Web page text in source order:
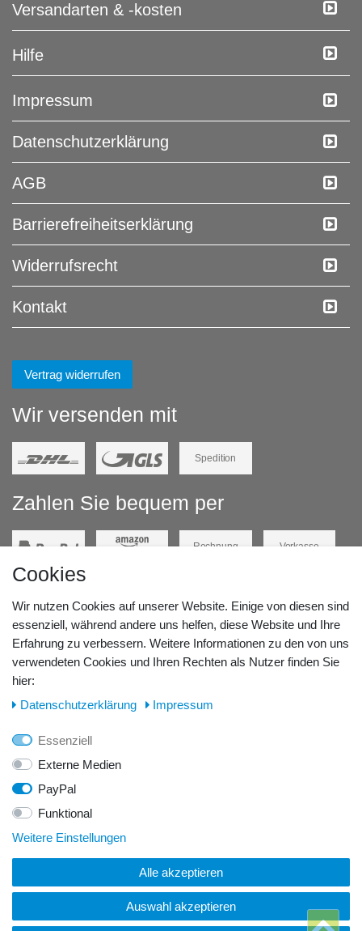
Versandarten & -kosten
Hilfe
Impressum
Daten­schutz­erklärung
AGB
Barrierefreiheitserklärung
Widerrufs­recht
Kontakt
Vertrag widerrufen
Wir versenden mit
Spedition
Zahlen Sie bequem per
Rechnung Vorkasse
Unsere Lageradresse:
GeBOOTE24 - Martin Rolle & Iris Kleiner GbR
Tel.: 0176 42 28 58 17
E-Mail:
info@geboote24.de
© Copyright 2026 GeBOOTE24 - Martin Rolle & Iris Kleiner
GbR. Alle Rechte vorbehalten.
Cookies
Wir nutzen Cookies auf unserer Website. Einige von diesen sind
essenziell, während andere uns helfen, diese Website und Ihre
Erfahrung zu verbessern. Weitere Informationen zu den von uns
verwendeten Cookies und Ihren Rechten als Nutzer finden Sie
hier:
Daten­schutz­erklärung
Impressum
Essenziell
Externe Medien
PayPal
Funktional
Weitere Einstellungen
Alle akzeptieren
Auswahl akzeptieren